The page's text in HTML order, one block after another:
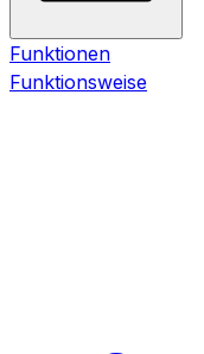
Funktionen
Funktionsweise